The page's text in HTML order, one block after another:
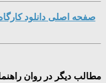
صفحه اصلی دانلود
مطالب دیگر در روان